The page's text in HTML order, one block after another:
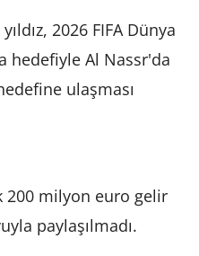
2026 FIFA Dünya
hedefiyle Al Nassr'da
ulaşması
200 milyon euro gelir
paylaşılmadı.